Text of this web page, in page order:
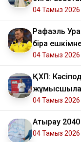
04 Тамыз 2026
Рафаэль
бірақ
04 Тамыз 2026
ҚХП:
04 Тамыз 2026
Атырау 2040
04 Тамыз 2026